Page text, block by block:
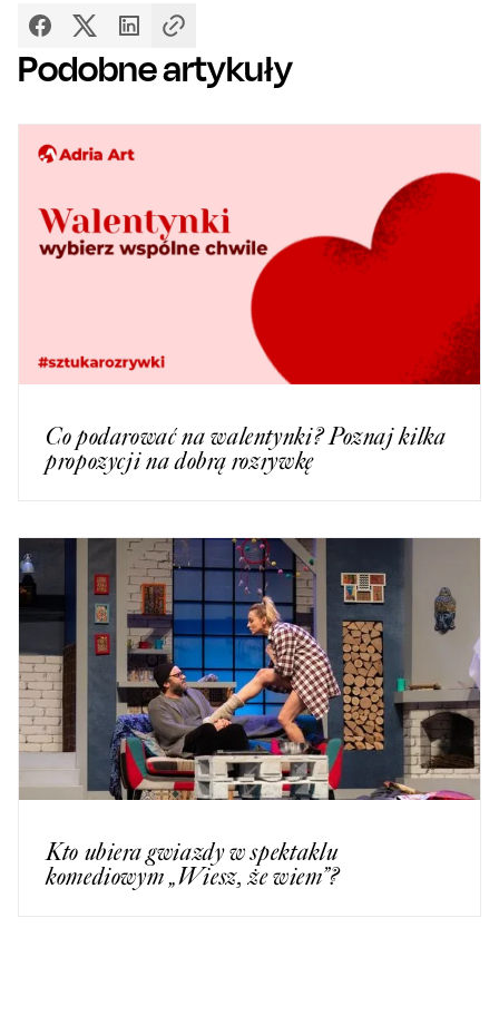
Podobne artykuły
Co podarować na walentynki? Poznaj kilka
propozycji na dobrą rozrywkę
Kto ubiera gwiazdy w spektaklu
komediowym „Wiesz, że wiem”?